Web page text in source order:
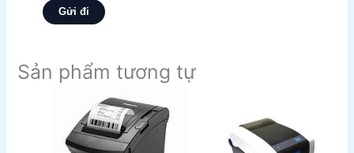
Sản phẩm tương tự